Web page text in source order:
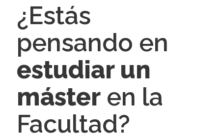
¿Estás
pensando en
estudiar un
máster en la
Facultad?